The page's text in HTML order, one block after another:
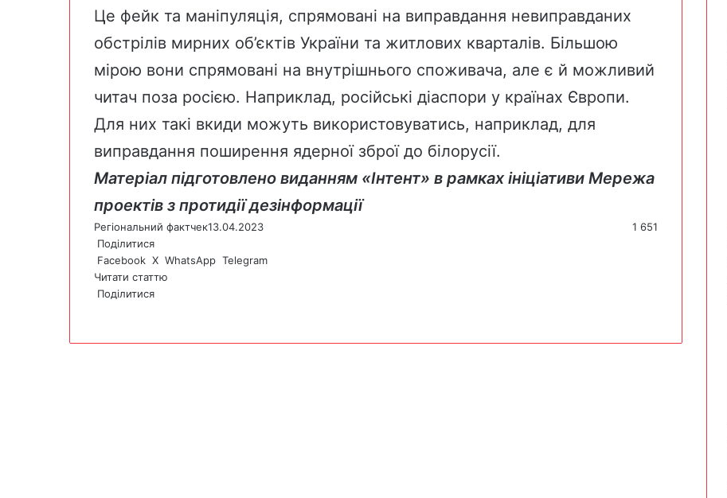
Це фейк та маніпуляція, спрямовані на виправдання невиправданих
обстрілів мирних об’єктів України та житлових кварталів. Більшою
мірою вони спрямовані на внутрішнього споживача, але є й можливий
читач поза росією. Наприклад, російські діаспори у країнах Європи.
Для них такі вкиди можуть використовуватись, наприклад, для
виправдання поширення ядерної зброї до білорусії.
Матеріал підготовлено виданням «Інтент» в рамках ініціативи Мережа
проектів з протидії дезінформації
Регіональний фактчек13.04.2023
1 651
Поділитися
Facebook X WhatsApp Telegram
Читати статтю
Поділитися
calb
i